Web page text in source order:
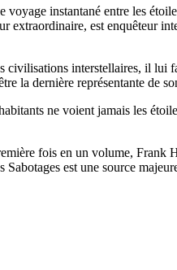
instantané entre les
est enquêteur
civilisations interstellaires, il lui
la dernière représentante de
ne voient jamais les
fois en un volume, Frank
est une source